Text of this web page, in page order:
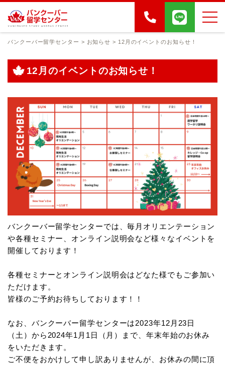
バンクーバー留学センター > お知らせ > 12月のイベントのお知らせ！
12月のイベントのお知らせ！
バンクーバー留学センターでは、毎月オリエンテーション
や各種セミナー、オンライン説明会など様々なイベントを
開催しております！
各種セミナーとオンライン説明会はどなた様でもご参加い
ただけます。
皆様のご予約お待ちしております！！
なお、バンクーバー留学センターは2023年12月23日
（土）から2024年1月1日（月）まで、年末年始のお休み
をいただきます。
ご不便をおかけして申し訳ありませんが、お休みの間に頂